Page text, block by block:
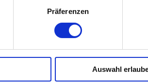
Präferenzen
Auswahl